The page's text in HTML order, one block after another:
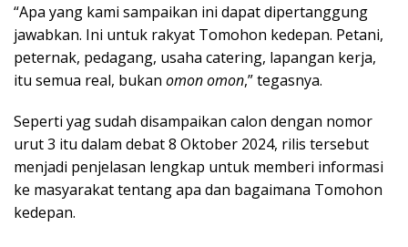
“Apa yang kami sampaikan ini dapat dipertanggung
jawabkan. Ini untuk rakyat Tomohon kedepan. Petani,
peternak, pedagang, usaha catering, lapangan kerja,
itu semua real, bukan omon omon,” tegasnya.
Seperti yag sudah disampaikan calon dengan nomor
urut 3 itu dalam debat 8 Oktober 2024, rilis tersebut
menjadi penjelasan lengkap untuk memberi informasi
ke masyarakat tentang apa dan bagaimana Tomohon
kedepan.